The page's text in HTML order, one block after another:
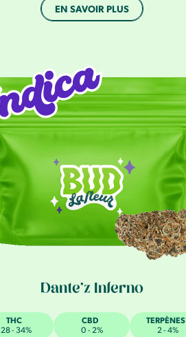
EN SAVOIR PLUS
Dante’z Inferno
THC
28 - 34%
CBD
0 - 2%
TERPÈNES
2 - 4%